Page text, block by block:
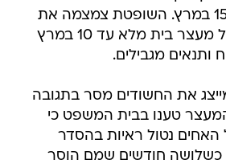
לחלופת מעצר עד 15 במרץ. השופטת צמצמה את
התקופה והורתה על מעצר בית מלא עד 10 במרץ
ותנאים מגבילים.
את החשודים מסר בתגובה
טענו בבית המשפט כי
האחים נטול ראיות בהסדר
כשלושה חודשים שמם הוסר